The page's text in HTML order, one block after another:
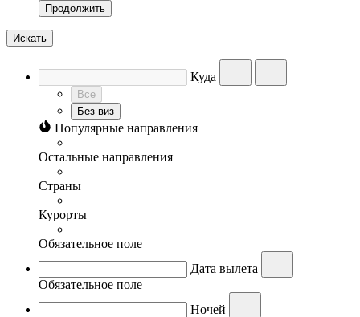
Продолжить
Искать
Куда
Все
Без виз
Популярные направления
Остальные направления
Страны
Курорты
Обязательное поле
Дата вылета
Обязательное поле
Ночей